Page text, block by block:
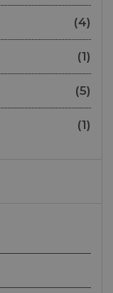
(4)
(1)
(5)
(1)